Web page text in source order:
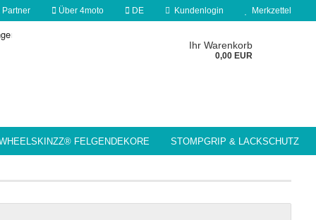
Partner Über 4moto DE
auswählen
Kundenlogin Merkzettel
Ihr Warenkorb
0,00 EUR
FELGENDEKORE STOMPGRIP & LACKSCHUTZ